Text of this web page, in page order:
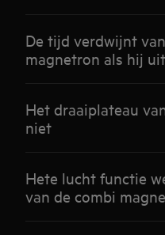
De tijd verdwijnt
magnetron als hij
Het draaiplateau
niet
Hete lucht functie
van de combi